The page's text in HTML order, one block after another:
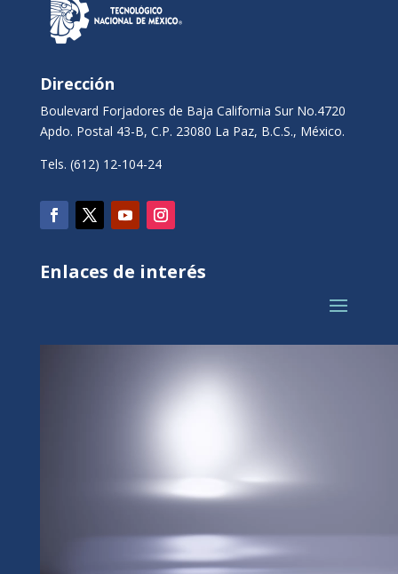
Dirección
Boulevard Forjadores de Baja California Sur No.4720
Apdo. Postal 43-B, C.P. 23080 La Paz, B.C.S., México.
Tels. (612) 12-104-24
Enlaces de interés